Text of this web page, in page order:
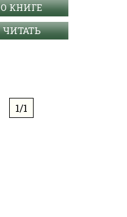
О КНИГЕ
ЧИТАТЬ
1/1